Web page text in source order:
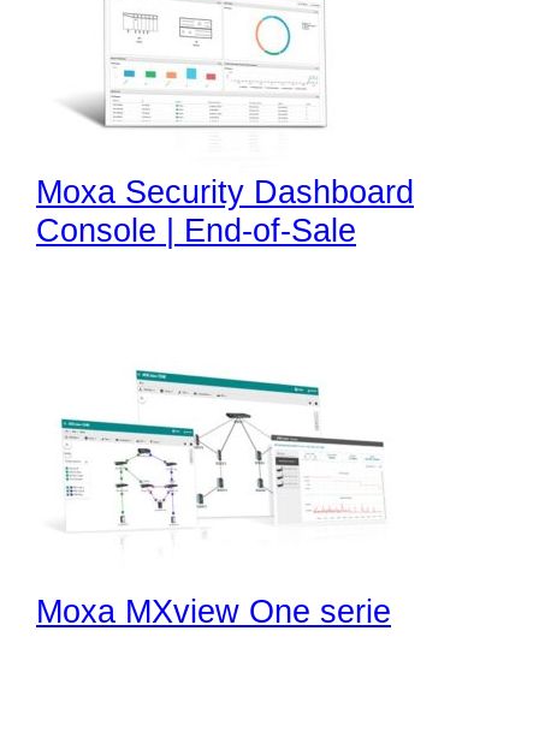
Moxa Security Dashboard
Console | End-of-Sale
Moxa MXview One serie